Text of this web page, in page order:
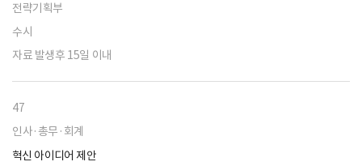
전략기획부
수시
자료 발생후 15일 이내
47
인사·총무·회계
혁신 아이디어 제안